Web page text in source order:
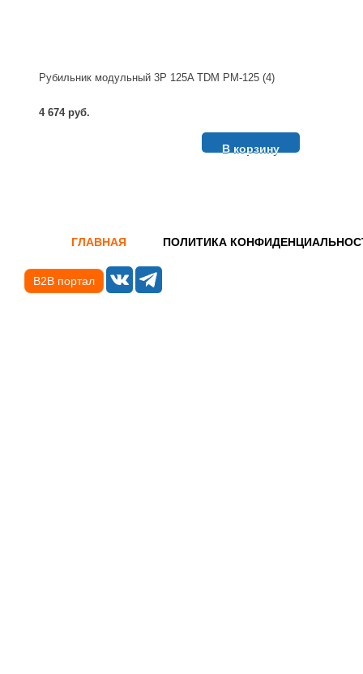
Рубильник модульный 3P 125A TDM РМ-125 (4)
4 674 руб.
В корзину
ГЛАВНАЯ ПОЛИТИКА
B2B портал